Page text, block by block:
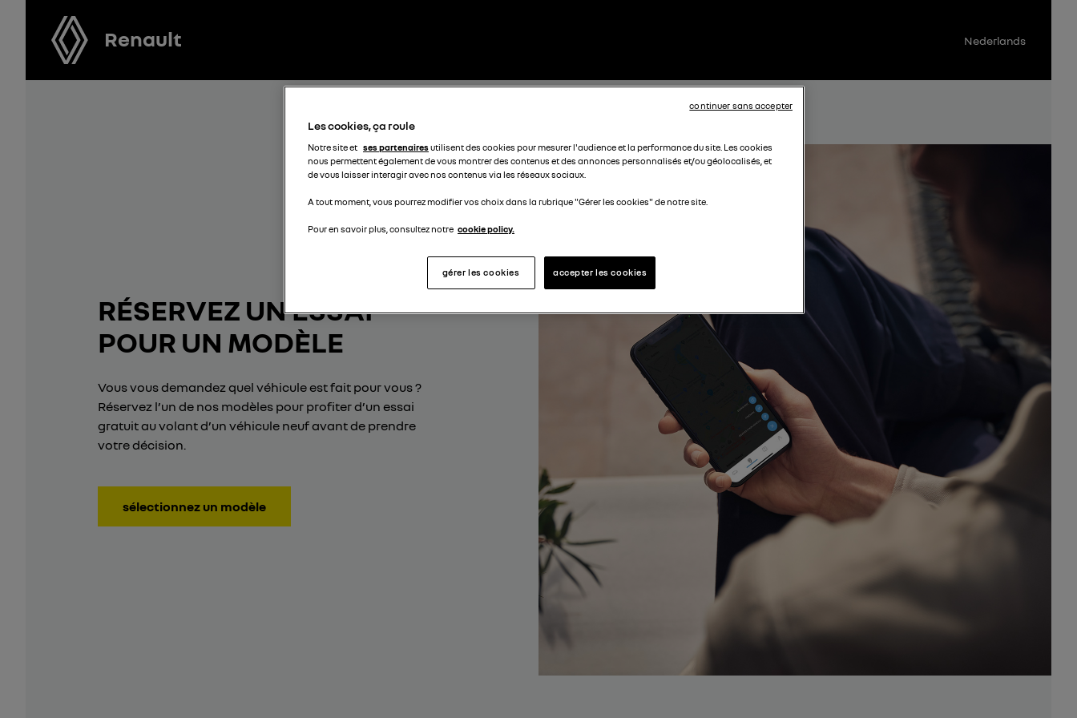
Renault Nederlands
RÉSERVEZ UN ESSAI
POUR UN MODÈLE
Vous vous demandez quel véhicule est fait pour vous ?
Réservez l’un de nos modèles pour profiter d’un essai
gratuit au volant d’un véhicule neuf avant de prendre
votre décision.
sélectionnez un modèle
Les cookies, ça roule
Notre site et ses partenairesutilisent des cookies pour mesurer l'audience et la performance du site. Les cookies
nous permettent également de vous montrer des contenus et des annonces personnalisés et/ou géolocalisés, et
de vous laisser interagir avec nos contenus via les réseaux sociaux.
A tout moment, vous pourrez modifier vos choix dans la rubrique "Gérer les cookies" de notre site.
Pour en savoir plus, consultez notre cookie policy.
accepter les cookies
gérer les cookies
continuer sans accepter